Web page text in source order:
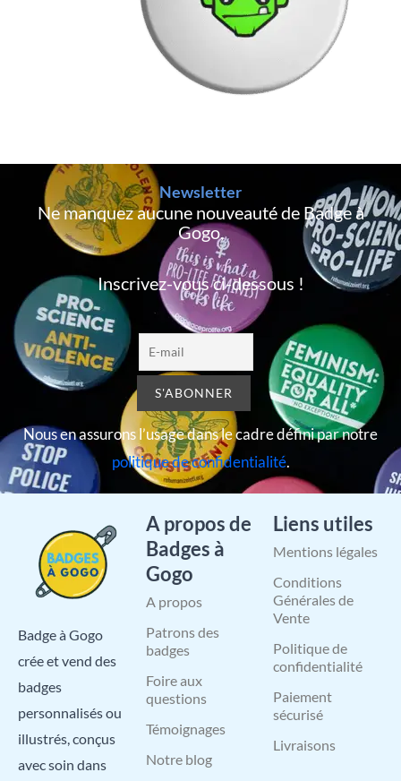
Newsletter
Ne manquez aucune nouveauté de Badge à
Gogo,
Inscrivez-vous ci-dessous !
Nous en assurons l’usage dans le cadre défini par notre
politique de confidentialité.
Badge à Gogo
crée et vend des
badges
personnalisés ou
illustrés, conçus
avec soin dans
A propos de
Badges à
Gogo
A propos
Patrons des
badges
Foire aux
questions
Témoignages
Notre blog
Liens utiles
Mentions légales
Conditions
Générales de
Vente
Politique de
confidentialité
Paiement
sécurisé
Livraisons